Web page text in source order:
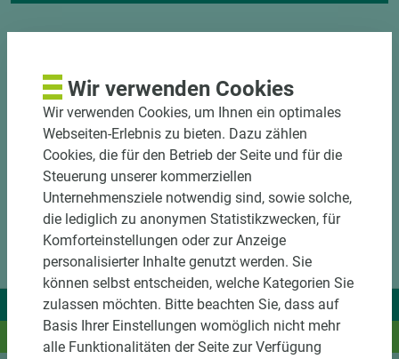
Wir liefern Ideen.
Und das passende Holz dazu.
Wir verwenden Cookies
Wir verwenden Cookies, um Ihnen ein optimales
Webseiten-Erlebnis zu bieten. Dazu zählen
Cookies, die für den Betrieb der Seite und für die
Steuerung unserer kommerziellen
Unternehmensziele notwendig sind, sowie solche,
die lediglich zu anonymen Statistikzwecken, für
Komforteinstellungen oder zur Anzeige
personalisierter Inhalte genutzt werden. Sie
können selbst entscheiden, welche Kategorien Sie
zulassen möchten. Bitte beachten Sie, dass auf
Basis Ihrer Einstellungen womöglich nicht mehr
alle Funktionalitäten der Seite zur Verfügung